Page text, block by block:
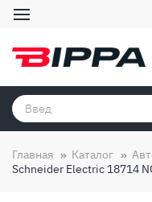
Категории товаров
Способы покупки
Главная Каталог
Schneider Electric 18714